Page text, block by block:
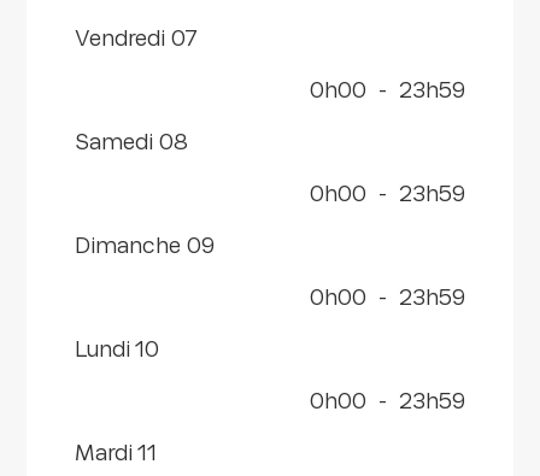
vendredi 07
0h00 - 23h59
samedi 08
0h00 - 23h59
dimanche 09
0h00 - 23h59
lundi 10
0h00 - 23h59
mardi 11